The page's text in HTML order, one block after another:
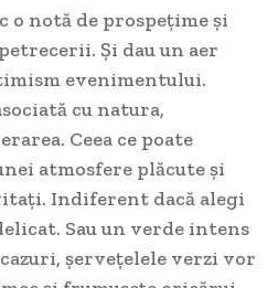
o notă de prospețime și
Și dau un aer
evenimentului.
cu natura,
Ceea ce poate
atmosfere plăcute și
Indiferent dacă alegi
Sau un verde intens
șervețelele verzi vor